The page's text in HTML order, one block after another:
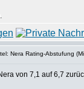
Nera Rating-Abstufung
von 7,1 auf 6,7